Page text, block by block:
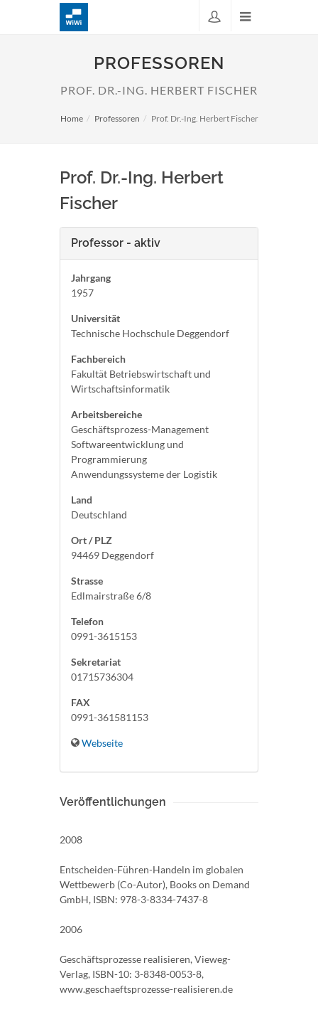
PROFESSOREN
PROF. DR.-ING. HERBERT FISCHER
Home Professoren Prof. Dr.-Ing. Herbert Fischer
Prof. Dr.-Ing. Herbert
Fischer
Professor - aktiv
Jahrgang
1957
Universität
Technische Hochschule Deggendorf
Fachbereich
Fakultät Betriebswirtschaft und
Wirtschaftsinformatik
Arbeitsbereiche
Geschäftsprozess-Management
Softwareentwicklung und
Programmierung
Anwendungssysteme der Logistik
Land
Deutschland
Ort / PLZ
94469 Deggendorf
Strasse
Edlmairstraße 6/8
Telefon
0991-3615153
Sekretariat
01715736304
FAX
0991-361581153
Webseite
Veröffentlichungen
2008
Entscheiden-Führen-Handeln im globalen
Wettbewerb (Co-Autor), Books on Demand
GmbH, ISBN: 978-3-8334-7437-8
2006
Geschäftsprozesse realisieren, Vieweg-
Verlag, ISBN-10: 3-8348-0053-8,
www.geschaeftsprozesse-realisieren.de